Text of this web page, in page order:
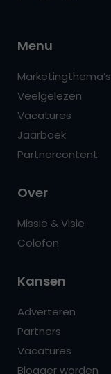
Menu
Marketingthema’s
Veelgelezen
Vacatures
Jaarboek
Partnercontent
Over
Missie & Visie
Colofon
Kansen
Adverteren
Partners
Vacatures
Blogger worden